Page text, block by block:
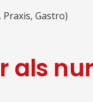
Gastro)
als nur